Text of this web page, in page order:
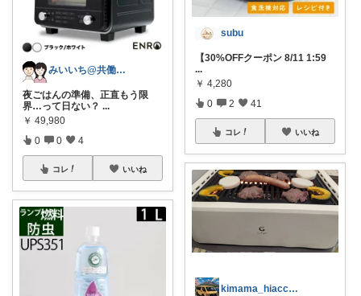
みいいち@共働き夫婦のQOL向上ROOM
夜ごはんの準備、正直もう限
界…って日ない？ ...
￥ 49,980
0 0 4
コレ いいね
subu
【30%OFFクーポン 8/11 1:59
...
￥ 4,280
0 2 41
コレ いいね
kimama_hiacce_life